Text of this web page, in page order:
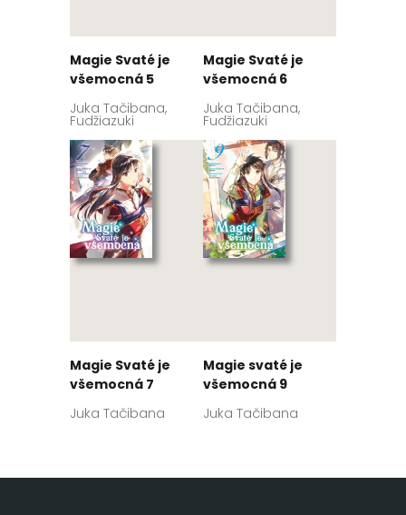
Magie Svaté je
všemocná 5
Juka Tačibana,
Fudžiazuki
Magie Svaté je
všemocná 6
Juka Tačibana,
Fudžiazuki
Magie Svaté je
všemocná 7
Juka Tačibana
Magie svaté je
všemocná 9
Juka Tačibana